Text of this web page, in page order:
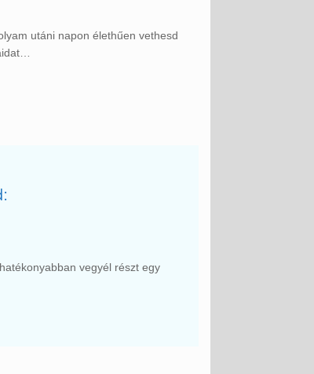
utáni napon élethűen vethesd
vegyél részt egy